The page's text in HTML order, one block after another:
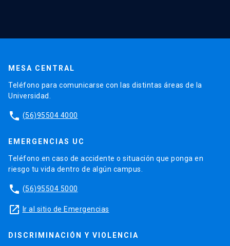
MESA CENTRAL
Teléfono para comunicarse con las distintas áreas de la
Universidad.
phone (56)95504 4000
EMERGENCIAS UC
Teléfono en caso de accidente o situación que ponga en
riesgo tu vida dentro de algún campus.
phone (56)95504 5000
launch Ir al sitio de Emergencias
DISCRIMINACIÓN Y VIOLENCIA